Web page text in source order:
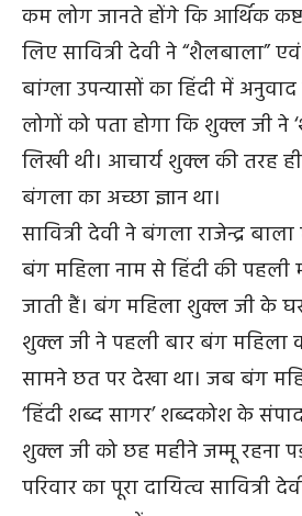
कम लोग जानते होंगे कि आर्थिक
लिए सावित्री देवी ने “शैलबाला”
बांग्ला उपन्यासों का हिंदी में
लोगों को पता होगा कि शुक्ल जी ने
लिखी थी। आचार्य शुक्ल की तरह ही
बंगला का अच्छा ज्ञान था।
सावित्री देवी ने बंगला राजेन्द्र
बंग महिला नाम से हिंदी की पहली
जाती हैं। बंग महिला शुक्ल जी के
शुक्ल जी ने पहली बार बंग महिला
सामने छत पर देखा था। जब बंग
‘हिंदी शब्द सागर’ शब्दकोश के
शुक्ल जी को छह महीने जम्मू रहना
परिवार का पूरा दायित्व सावित्री